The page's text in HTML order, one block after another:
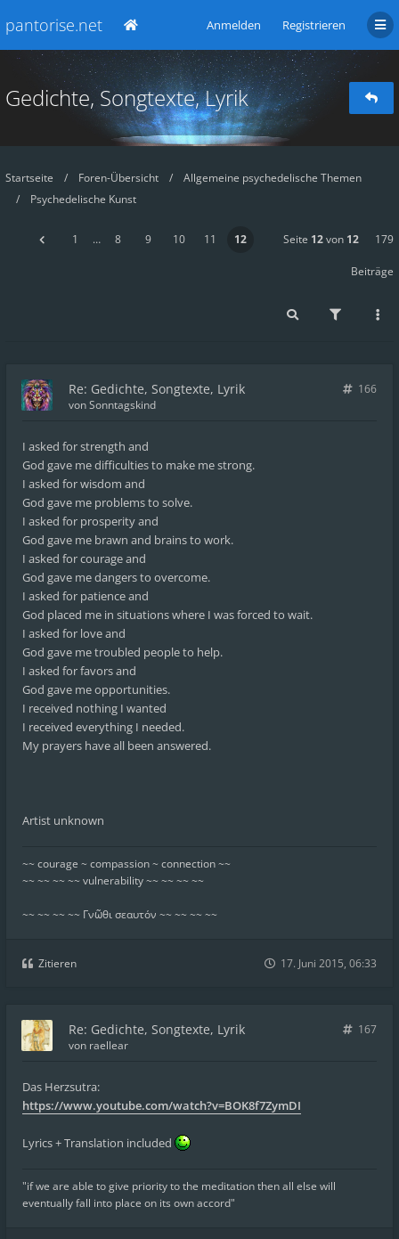
pantorise.net Anmelden Registrieren
Gedichte, Songtexte, Lyrik
Startseite Foren-Übersicht
Allgemeine psychedelische Themen
Psychedelische Kunst
1 … 8 9 10 11 12 Seite 12von 12 179
Beiträge
Re: Gedichte, Songtexte, Lyrik
166
vonSonntagskind
I asked for strength and
God gave me difficulties to make me strong.
I asked for wisdom and
God gave me problems to solve.
I asked for prosperity and
God gave me brawn and brains to work.
I asked for courage and
God gave me dangers to overcome.
I asked for patience and
God placed me in situations where I was forced to wait.
I asked for love and
God gave me troubled people to help.
I asked for favors and
God gave me opportunities.
I received nothing I wanted
I received everything I needed.
My prayers have all been answered.
Artist unknown
~~ courage ~ compassion ~ connection ~~
~~ ~~ ~~ ~~ vulnerability ~~ ~~ ~~ ~~
~~ ~~ ~~ ~~ Γνῶθι σεαυτόν ~~ ~~ ~~ ~~
Zitieren 17. Juni 2015, 06:33
Re: Gedichte, Songtexte, Lyrik
167
von raellear
Das Herzsutra:
https://www.youtube.com/watch?v=BOK8f7ZymDI
Lyrics + Translation included
"if we are able to give priority to the meditation then all else will
eventually fall into place on its own accord"